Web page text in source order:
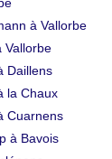
à Vallorbe
Vallorbe
Daillens
la Chaux
Cuarnens
à Bavois